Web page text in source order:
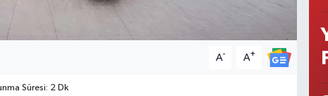
A- A+
Süresi: 2 Dk